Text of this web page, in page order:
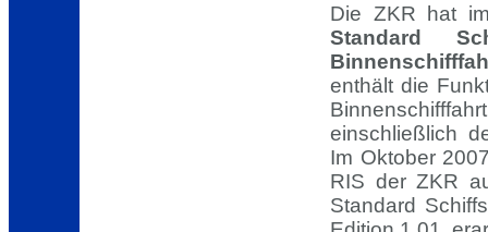
Die ZKR hat
Standard
enthält die
einschließlich
Im Oktober
RIS der ZKR
Standard